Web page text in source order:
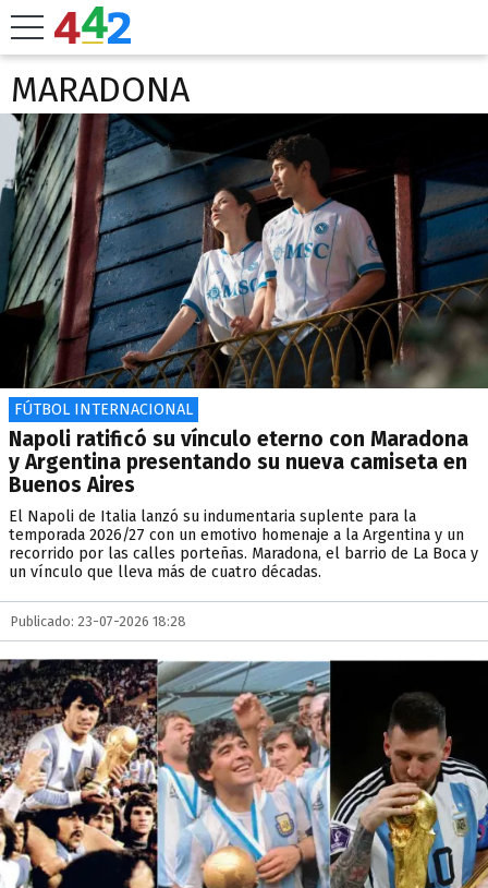
MARADONA
FÚTBOL INTERNACIONAL
Napoli ratificó su vínculo eterno con Maradona
y Argentina presentando su nueva camiseta en
Buenos Aires
El Napoli de Italia lanzó su indumentaria suplente para la
temporada 2026/27 con un emotivo homenaje a la Argentina y un
recorrido por las calles porteñas. Maradona, el barrio de La Boca y
un vínculo que lleva más de cuatro décadas.
Publicado: 23-07-2026 18:28